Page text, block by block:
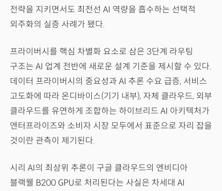
전략을 지키면서도 최전선 AI 역량을 흡수하는 선택적
외주화의 실증 사례가 됐다.
프라이버시를 핵심 차별화 요소로 삼은 3단계 라우팅
구조는 AI 업계 전반에 새로운 설계 기준을 제시할 수 있다.
데이터 프라이버시의 중요성과 AI 추론 수요 급증, 서비스
고도화에 따라 온디바이스(기기 내부), 자체 클라우드, 외부
클라우드를 유연하게 조합하는 하이브리드 AI 아키텍처가
엔터프라이즈와 소비자 시장 모두에서 표준으로 자리 잡을
것이란 관측이 제기된다.
시리 AI의 최상위 추론이 구글 클라우드의 엔비디아
블랙웰 B200 GPU로 처리된다는 사실은 차세대 AI